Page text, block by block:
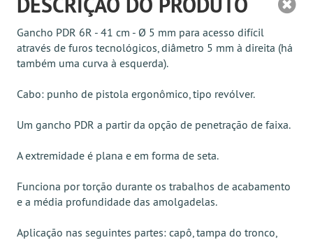
Gancho PDR 6R - 41 cm - Ø 5 mm para acesso difícil
através de furos tecnológicos, diâmetro 5 mm à direita (há
também uma curva à esquerda).
Cabo: punho de pistola ergonômico, tipo revólver.
Um gancho PDR a partir da opção de penetração de faixa.
A extremidade é plana e em forma de seta.
Funciona por torção durante os trabalhos de acabamento
e a média profundidade das amolgadelas.
Aplicação nas seguintes partes: capô, tampa do tronco,